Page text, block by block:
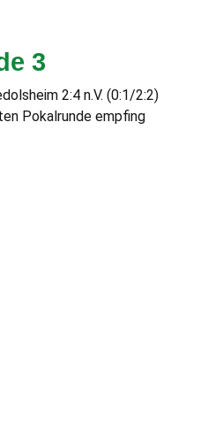
3
2:4 n.V. (0:1/2:2)
Pokalrunde empfing